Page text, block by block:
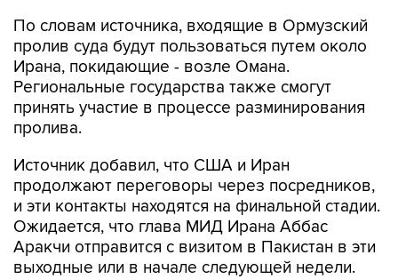
По словам источника, входящие в Ормузский
пролив суда будут пользоваться путем около
Ирана, покидающие - возле Омана.
Региональные государства также смогут
принять участие в процессе разминирования
пролива.
Источник добавил, что США и Иран
продолжают переговоры через посредников,
и эти контакты находятся на финальной стадии.
Ожидается, что глава МИД Ирана Аббас
Аракчи отправится с визитом в Пакистан в эти
выходные или в начале следующей недели.